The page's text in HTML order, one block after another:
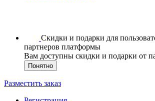
Скидки и подарки для
партнеров платформы
Вам доступны скидки и подарки от
Понятно
Разместить заказ